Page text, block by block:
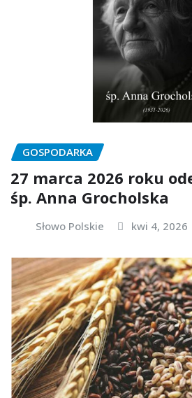
GOSPODARKA
27 marca 2026 roku
śp. Anna Grocholska
Słowo Polskie kwi 4, 2026